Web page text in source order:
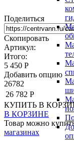
Поделиться
Скопировать
Артикул:
Итого:
5 450 Р
Добавить опцию
26782
26 782 Р
КУПИТЬ В
В КОРЗИНЕ
Товар можно
магазинах